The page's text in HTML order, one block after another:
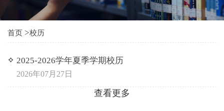
首页 >校历
2025-2026学年夏季学期校历
2026年07月27日
查看更多